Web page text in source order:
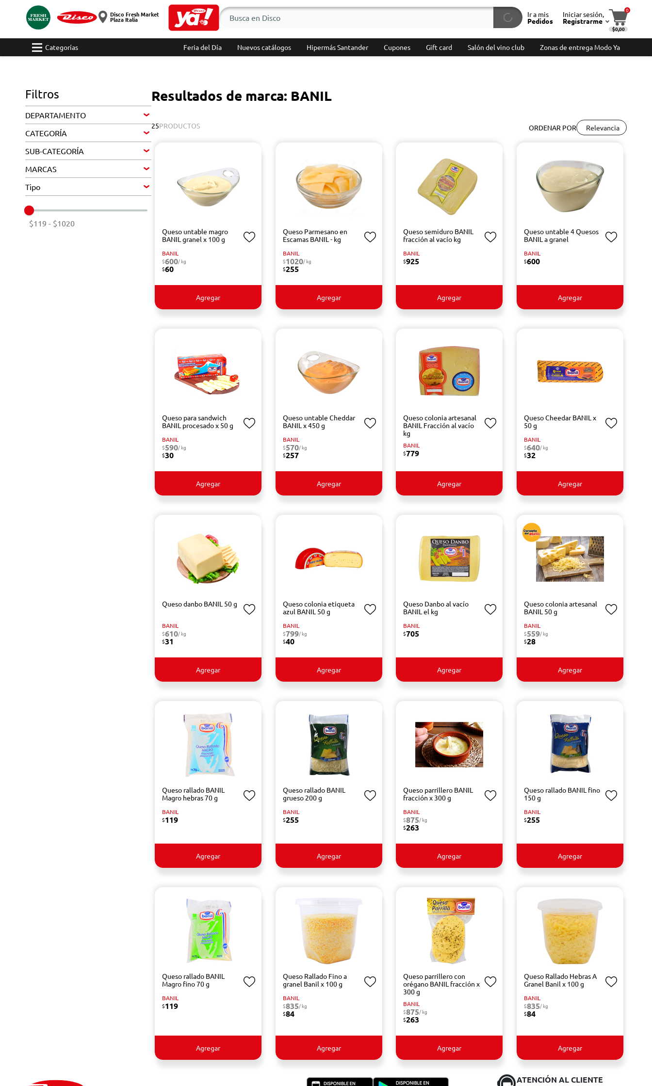
Disco Fresh Market
Plaza Italia
Ir a mis
Pedidos
Iniciar sesión,
Registrarme
0
$0,00
Categorías Feria del Día Nuevos catálogos Hipermás Santander Cupones Gift card Salón del vino club Zonas de entrega Modo Ya
Filtros
DEPARTAMENTO
CATEGORÍA
SUB-CATEGORÍA
MARCAS
Tipo
$119 - $1020
Resultados de marca: BANIL
ORDENAR POR Relevancia
25PRODUCTOS
Queso untable magro
BANIL granel x 100 g
BANIL
$600/ kg
$60
Agregar
Queso Parmesano en
Escamas BANIL - kg
BANIL
$1020/ kg
$255
Agregar
Queso semiduro BANIL
fracción al vacío kg
BANIL
$925
Agregar
Queso untable 4 Quesos
BANIL a granel
BANIL
$600
Agregar
Queso para sandwich
BANIL procesado x 50 g
BANIL
$590/ kg
$30
Agregar
Queso untable Cheddar
BANIL x 450 g
BANIL
$570/ kg
$257
Agregar
Queso colonia artesanal
BANIL Fracción al vacío
kg
BANIL
$779
Agregar
Queso Cheedar BANIL x
50 g
BANIL
$640/ kg
$32
Agregar
Queso danbo BANIL 50 g
BANIL
$610/ kg
$31
Agregar
Queso colonia etiqueta
azul BANIL 50 g
BANIL
$799/ kg
$40
Agregar
Queso Danbo al vacío
BANIL el kg
BANIL
$705
Agregar
Queso colonia artesanal
BANIL 50 g
BANIL
$559/ kg
$28
Agregar
Queso rallado BANIL
Magro hebras 70 g
BANIL
$119
Agregar
Queso rallado BANIL
grueso 200 g
BANIL
$255
Agregar
Queso parrillero BANIL
fracción x 300 g
BANIL
$875/ kg
$263
Agregar
Queso rallado BANIL fino
150 g
BANIL
$255
Agregar
Queso rallado BANIL
Magro fino 70 g
BANIL
$119
Agregar
Queso Rallado Fino a
granel Banil x 100 g
BANIL
$835/ kg
$84
Agregar
Queso parrillero con
orégano BANIL fracción x
300 g
BANIL
$875/ kg
$263
Agregar
Queso Rallado Hebras A
Granel Banil x 100 g
BANIL
$835/ kg
$84
Agregar
ATENCIÓN AL CLIENTE